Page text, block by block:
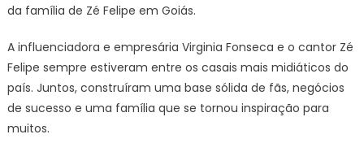
da família de Zé Felipe em Goiás.
A influenciadora e empresária Virginia Fonseca e o cantor Zé
Felipe sempre estiveram entre os casais mais midiáticos do
país. Juntos, construíram uma base sólida de fãs, negócios
de sucesso e uma família que se tornou inspiração para
muitos.